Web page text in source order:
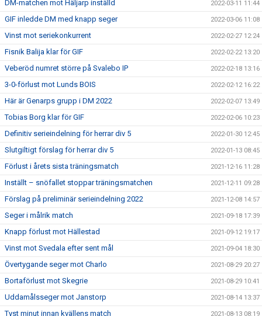
DM-matchen mot Häljarp inställd 2022-03-11 11:44
GIF inledde DM med knapp seger 2022-03-06 11:08
Vinst mot seriekonkurrent 2022-02-27 12:24
Fisnik Balija klar för GIF 2022-02-22 13:20
Veberöd numret större på Svalebo IP 2022-02-18 13:16
3-0-förlust mot Lunds BOIS 2022-02-12 16:22
Här är Genarps grupp i DM 2022 2022-02-07 13:49
Tobias Borg klar för GIF 2022-02-06 10:23
Definitiv serieindelning för herrar div 5 2022-01-30 12:45
Slutgiltigt förslag för herrar div 5 2022-01-13 08:45
Förlust i årets sista träningsmatch 2021-12-16 11:28
Inställt – snöfallet stoppar träningsmatchen 2021-12-11 09:28
Förslag på preliminär serieindelning 2022 2021-12-08 14:57
Seger i målrik match 2021-09-18 17:39
Knapp förlust mot Hällestad 2021-09-12 19:17
Vinst mot Svedala efter sent mål 2021-09-04 18:30
Övertygande seger mot Charlo 2021-08-29 20:27
Bortaförlust mot Skegrie 2021-08-29 10:41
Uddamålsseger mot Janstorp 2021-08-14 13:37
Tyst minut innan kvällens match 2021-08-13 08:19